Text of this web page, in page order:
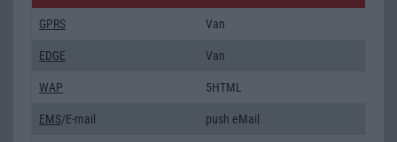
GPRS Van
EDGE Van
WAP 5HTML
EMS/E-mail push eMail